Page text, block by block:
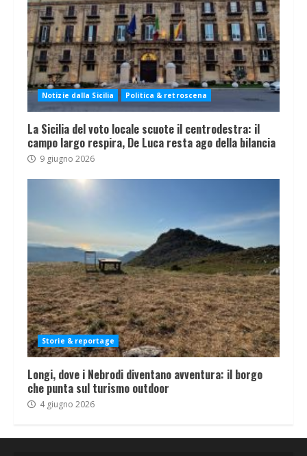
Notizie dalla Sicilia Politica & retroscena
La Sicilia del voto locale scuote il centrodestra: il
campo largo respira, De Luca resta ago della bilancia
9 giugno 2026
Storie & reportage
Longi, dove i Nebrodi diventano avventura: il borgo
che punta sul turismo outdoor
4 giugno 2026